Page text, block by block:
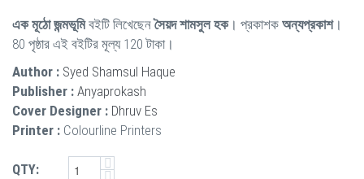
এক মূঠো জন্মভূমিবইটি লিখেছেনসৈয়দ শামসুল হক। প্রকাশক অন্যপ্রকাশ।
80 পৃষ্ঠার এই বইটির মূল্য 120 টাকা।
Author : Syed Shamsul Haque
Publisher : Anyaprokash
Cover Designer : Dhruv Es
Printer : Colourline Printers
QTY: